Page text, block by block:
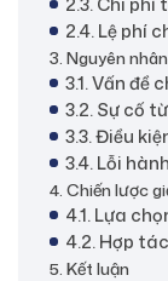
2.4. Lệ phí
3. Nguyên
3.1. Vấn đề
3.2. Sự cố
3.3. Điều
3.4. Lỗi
4. Chiến lược
4.1. Lựa
4.2. Hợp
5. Kết luận